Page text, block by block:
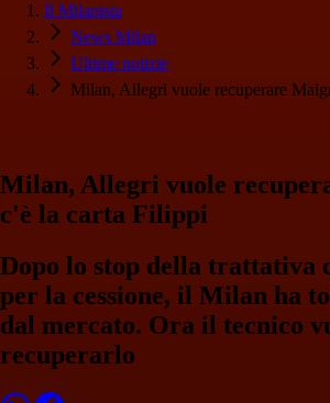
Il Milanista
News Milan
Ultime notizie
Milan, Allegri vuole recuperare
Milan, Allegri vuole
c'è la carta Filippi
Dopo lo stop della trattativa
per la cessione, il Milan ha
dal mercato. Ora il tecnico
recuperarlo